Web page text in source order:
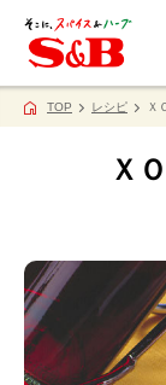
TOP レシピ Ｘ
Ｘ